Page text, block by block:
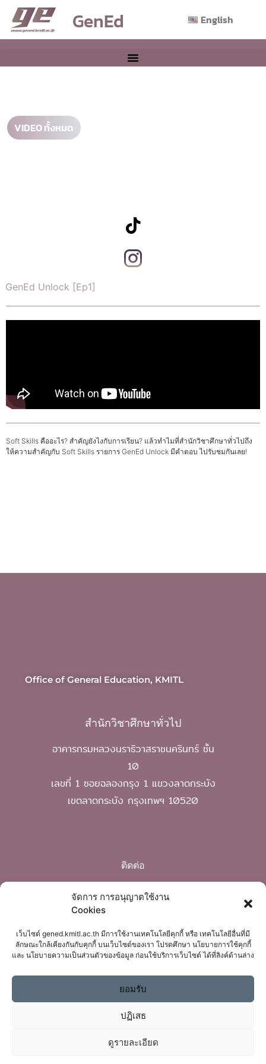
จัดการ การอนุญาตใช้งาน
Cookies
เว็บไซต์ gened.kmitl.ac.th มีการใช้งานเทคโนโลยีคุกกี้ หรือ เทคโนโลยีอื่นที่มี
ลักษณะใกล้เคียงกันกับคุกกี้ บนเว็บไซต์ของเรา โปรดศึกษา นโยบายการใช้คุกกี้
และ นโยบายความเป็นส่วนตัวของข้อมูล ก่อนใช้บริการเว็บไซต์ ได้ที่ลิงค์ด้านล่าง
ยอมรับ
ปฏิเสธ
ดูรายละเอียด
GenEd English
VIDEO ทั้งหมด
GenEd Unlock [Ep1]
Soft Skills คืออะไร? สำคัญยังไงกับการเรียน? แล้วทำไมที่สำนักวิชาศึกษาทั่วไปถึง
ให้ความสำคัญกับ Soft Skills รายการ GenEd Unlock มีคำตอบ ไปรับชมกันเลย!
Office of General Education, KMITL
สำนักวิชาศึกษาทั่วไป
อาคารกรมหลวงนราธิวาสราชนครินทร์ ชั้น
10
เลขที่ 1 ซอยฉลองกรุง 1 แขวงลาดกระบัง
เขตลาดกระบัง กรุงเทพฯ 10520
ติดต่อ
mail: gened@kmitl.ac.th